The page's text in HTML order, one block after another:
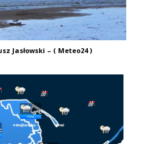
Jasłowski – ( Meteo24 )